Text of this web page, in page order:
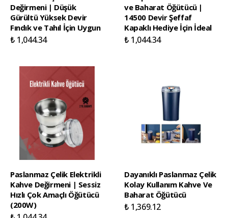
Değirmeni | Düşük
Gürültü Yüksek Devir
Fındık ve Tahıl İçin Uygun
₺ 1,044.34
ve Baharat Öğütücü |
14500 Devir Şeffaf
Kapaklı Hediye İçin İdeal
₺ 1,044.34
Paslanmaz Çelik Elektrikli
Kahve Değirmeni | Sessiz
Hızlı Çok Amaçlı Öğütücü
(200W)
Dayanıklı Paslanmaz Çelik
Kolay Kullanım Kahve Ve
Baharat Öğütücü
₺ 1,369.12